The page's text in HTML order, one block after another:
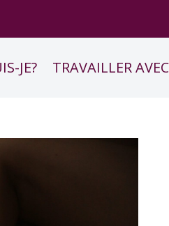
JE? TRAVAILLER